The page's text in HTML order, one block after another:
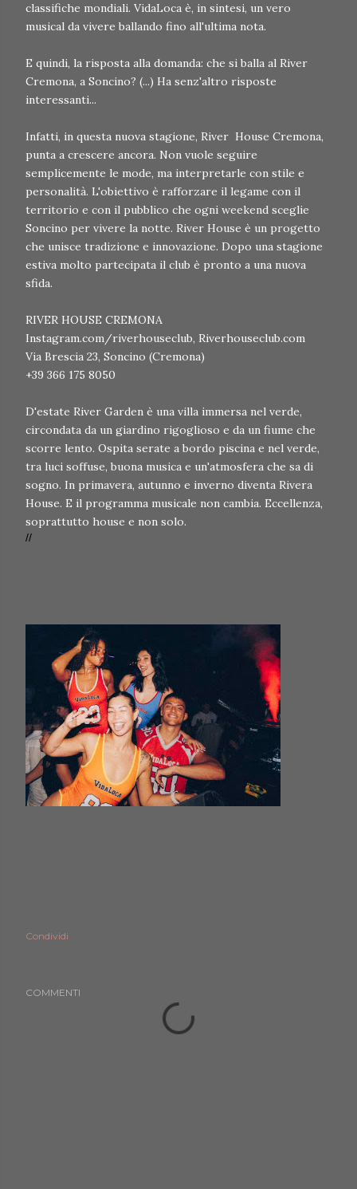
classifiche mondiali. VidaLoca è, in sintesi, un vero
musical da vivere ballando fino all'ultima nota.
E quindi, la risposta alla domanda: che si balla al River
Cremona, a Soncino? (...) Ha senz'altro risposte
interessanti...
Infatti, in questa nuova stagione, River House Cremona,
punta a crescere ancora. Non vuole seguire
semplicemente le mode, ma interpretarle con stile e
personalità. L'obiettivo è rafforzare il legame con il
territorio e con il pubblico che ogni weekend sceglie
Soncino per vivere la notte. River House è un progetto
che unisce tradizione e innovazione. Dopo una stagione
estiva molto partecipata il club è pronto a una nuova
sfida.
RIVER HOUSE CREMONA
Instagram.com/riverhouseclub, Riverhouseclub.com
Via Brescia 23, Soncino (Cremona)
+39 366 175 8050
D'estate River Garden è una villa immersa nel verde,
circondata da un giardino rigoglioso e da un fiume che
scorre lento. Ospita serate a bordo piscina e nel verde,
tra luci soffuse, buona musica e un'atmosfera che sa di
sogno. In primavera, autunno e inverno diventa Rivera
House. E il programma musicale non cambia. Eccellenza,
soprattutto house e non solo.
//
Condividi
COMMENTI